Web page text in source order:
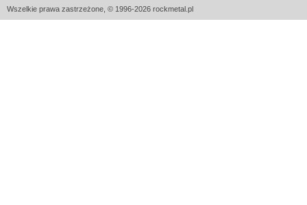
Wszelkie prawa zastrzeżone, © 1996-2026 rockmetal.pl